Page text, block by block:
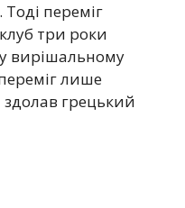
переміг
три роки
вирішальному
лише
здолав грецький